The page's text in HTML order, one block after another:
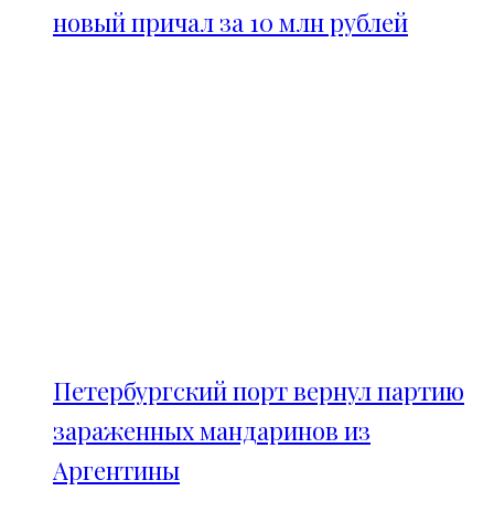
новый причал за 10 млн рублей
Петербургский порт вернул партию
зараженных мандаринов из
Аргентины